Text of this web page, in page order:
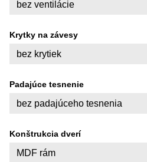
Krytky na závesy
Padajúce tesnenie
Konštrukcia dverí